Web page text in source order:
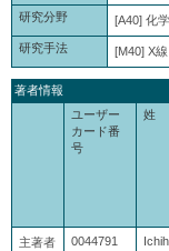
研究分野 [A40] 化学
研究手法 [M40] X
著者情報
ユーザー
カード番
号
姓
主著者 0044791